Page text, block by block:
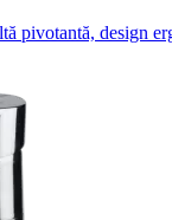
pivotantă, design